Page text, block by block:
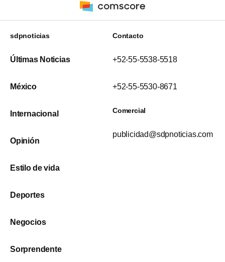
sdpnoticias
Últimas Noticias
México
Internacional
Opinión
Estilo de vida
Deportes
Negocios
Sorprendente
Contacto
+52-55-5538-5518
+52-55-5530-8671
Comercial
publicidad@sdpnoticias.com